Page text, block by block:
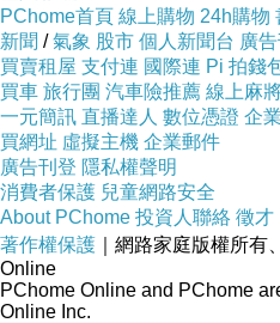
台南/烏山頭水庫/西口小
PChome首頁 線上購物 24h購物
新聞 /氣象 股市 個人新聞台 廣
買賣租屋 支付連 國際連 Pi 拍錢
買車 旅行團 汽車險推薦 線上麻
一元簡訊 直播達人 數位憑證 企
買網址 虛擬主機 企業郵件
廣告刊登 隱私權聲明
消費者保護 兒童網路安全
About PChome 投資人聯絡 徵才
著作權保護 ｜網路家庭版權所有
Online
PChome Online and PChome
Online Inc.